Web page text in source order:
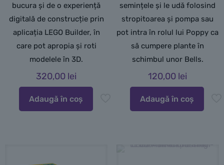
bucura și de o experiență
digitală de construcție prin
aplicația LEGO Builder, în
care pot apropia și roti
modelele în 3D.
320,00 lei
Adaugă în coș
semințele și le udă folosind
stropitoarea și pompa sau
pot intra în rolul lui Poppy ca
să cumpere plante în
schimbul unor Bells.
120,00 lei
Adaugă în coș